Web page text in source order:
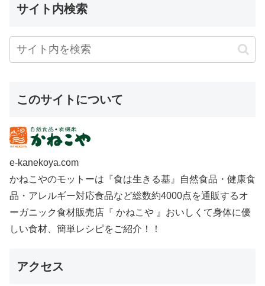
サイト内検索
このサイトについて
e-kanekoya.com
かねこやのモットーは『食は生きる基』自然食品・健康食
品・アレルギー対応食品など総数約4000点を通販するオ
ーガニック食材販売店『 かねこや 』おいしくて身体に優
しい食材、簡単レシピをご紹介！！
アクセス